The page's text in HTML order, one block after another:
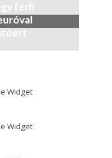
férfi